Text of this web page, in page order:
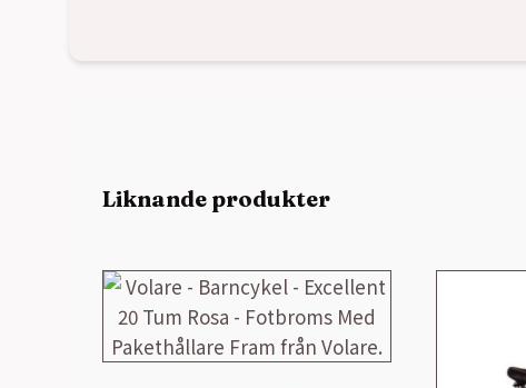
Liknande produkter